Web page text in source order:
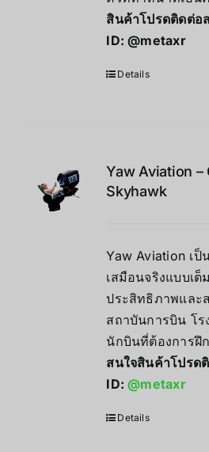
สินค้าโปรดติดต่อ
ID:@metaxr
Details
Yaw Aviation –
Skyhawk
Yaw Aviation เ
เสมือนจริงแบบเ
ประสิทธิภาพและ
สถาบันการบิน โร
นักบินที่ต้องการฝึ
สนใจสินค้าโปรด
ID:@metaxr
Details